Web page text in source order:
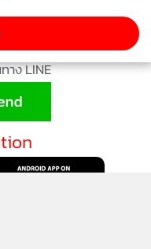
าง LINE